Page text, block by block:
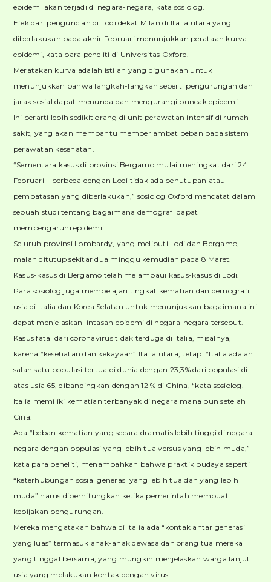
epidemi akan terjadi di negara-negara, kata sosiolog.
Efek dari penguncian di Lodi dekat Milan di Italia utara yang
diberlakukan pada akhir Februari menunjukkan perataan kurva
epidemi, kata para peneliti di Universitas Oxford.
Meratakan kurva adalah istilah yang digunakan untuk
menunjukkan bahwa langkah-langkah seperti pengurungan dan
jarak sosial dapat menunda dan mengurangi puncak epidemi.
Ini berarti lebih sedikit orang di unit perawatan intensif di rumah
sakit, yang akan membantu memperlambat beban pada sistem
perawatan kesehatan.
“Sementara kasus di provinsi Bergamo mulai meningkat dari 24
Februari – berbeda dengan Lodi tidak ada penutupan atau
pembatasan yang diberlakukan,” sosiolog Oxford mencatat dalam
sebuah studi tentang bagaimana demografi dapat
mempengaruhi epidemi.
Seluruh provinsi Lombardy, yang meliputi Lodi dan Bergamo,
malah ditutup sekitar dua minggu kemudian pada 8 Maret.
Kasus-kasus di Bergamo telah melampaui kasus-kasus di Lodi.
Para sosiolog juga mempelajari tingkat kematian dan demografi
usia di Italia dan Korea Selatan untuk menunjukkan bagaimana ini
dapat menjelaskan lintasan epidemi di negara-negara tersebut.
Kasus fatal dari coronavirus tidak terduga di Italia, misalnya,
karena “kesehatan dan kekayaan” Italia utara, tetapi “Italia adalah
salah satu populasi tertua di dunia dengan 23,3% dari populasi di
atas usia 65, dibandingkan dengan 12 % di China, “kata sosiolog.
Italia memiliki kematian terbanyak di negara mana pun setelah
Cina.
Ada “beban kematian yang secara dramatis lebih tinggi di negara-
negara dengan populasi yang lebih tua versus yang lebih muda,”
kata para peneliti, menambahkan bahwa praktik budaya seperti
“keterhubungan sosial generasi yang lebih tua dan yang lebih
muda” harus diperhitungkan ketika pemerintah membuat
kebijakan pengurungan.
Mereka mengatakan bahwa di Italia ada “kontak antar generasi
yang luas” termasuk anak-anak dewasa dan orang tua mereka
yang tinggal bersama, yang mungkin menjelaskan warga lanjut
usia yang melakukan kontak dengan virus.